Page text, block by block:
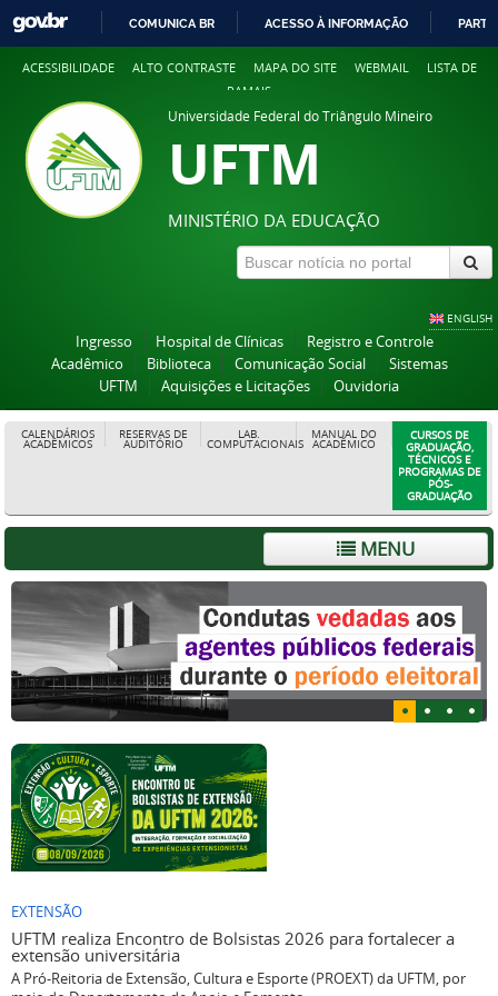
COMUNICA BR ACESSO À INFORMAÇÃO
ACESSIBILIDADE ALTO CONTRASTE MAPA DO SITE WEBMAIL
LISTA DE
RAMAIS
Universidade Federal do Triângulo Mineiro
UFTM
MINISTÉRIO DA EDUCAÇÃO
ENGLISH
Ingresso Hospital de Clínicas
Registro e Controle
Acadêmico
Biblioteca Comunicação Social
Sistemas
UFTM
Aquisições e Licitações Ouvidoria
CALENDÁRIOS
ACADÊMICOS
RESERVAS DE
AUDITÓRIO
LAB.
COMPUTACIONAIS
MANUAL DO
ACADÊMICO
CURSOS DE
GRADUAÇÃO,
TÉCNICOS E
PROGRAMAS DE
PÓS-
GRADUAÇÃO
MENU
EXTENSÃO
UFTM realiza Encontro de Bolsistas 2026 para fortalecer a
extensão universitária
A Pró-Reitoria de Extensão, Cultura e Esporte (PROEXT) da UFTM, por